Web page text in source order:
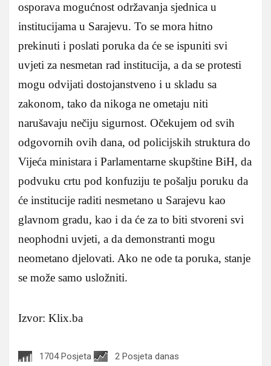
osporava mogućnost održavanja sjednica u
institucijama u Sarajevu. To se mora hitno
prekinuti i poslati poruka da će se ispuniti svi
uvjeti za nesmetan rad institucija, a da se protesti
mogu odvijati dostojanstveno i u skladu sa
zakonom, tako da nikoga ne ometaju niti
narušavaju nečiju sigurnost. Očekujem od svih
odgovornih ovih dana, od policijskih struktura do
Vijeća ministara i Parlamentarne skupštine BiH, da
podvuku crtu pod konfuziju te pošalju poruku da
će institucije raditi nesmetano u Sarajevu kao
glavnom gradu, kao i da će za to biti stvoreni svi
neophodni uvjeti, a da demonstranti mogu
neometano djelovati. Ako ne ode ta poruka, stanje
se može samo usložniti.
Izvor: Klix.ba
1704 Posjeta 2 Posjeta danas